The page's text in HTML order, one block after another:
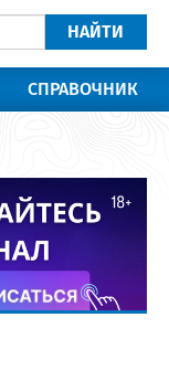
НАЙТИ
СПРАВОЧНИК